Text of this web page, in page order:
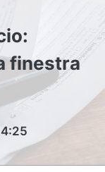
finestra